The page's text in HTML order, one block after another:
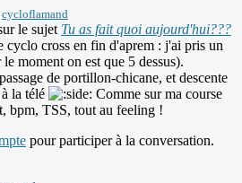
cycloflamand
le sujet Tu as fait quoi aujourd'hui???
cyclo cross en fin d'aprem : j'ai pris un
moment on est que 5 dessus).
de portillon-chicane, et descente
la télé
Comme sur ma course
bpm, TSS, tout au feeling !
pour participer à la conversation.